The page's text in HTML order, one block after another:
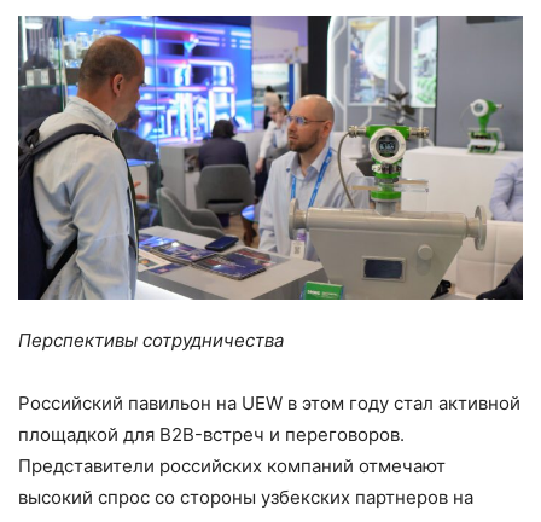
Перспективы сотрудничества
Российский павильон на UEW в этом году стал активной
площадкой для B2B-встреч и переговоров.
Представители российских компаний отмечают
высокий спрос со стороны узбекских партнеров на